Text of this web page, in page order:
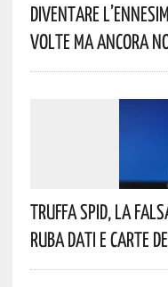
Diventare
Volte Ma Ancora
Truffa Spid, La
Ruba Dati E Carte